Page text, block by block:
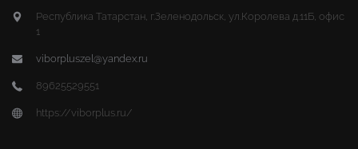
Республика Татарстан, г.Зеленодольск, ул.Королева д.11Б, офис
1
viborpluszel@yandex.ru
89625529551
https://viborplus.ru/